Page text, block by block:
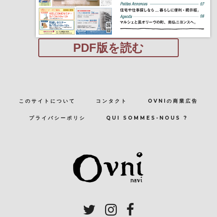
PDF版を読む
このサイトについて コンタクト OVNIの商業広告
プライバシーポリシ QUI SOMMES-NOUS ?